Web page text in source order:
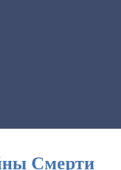
Смерти